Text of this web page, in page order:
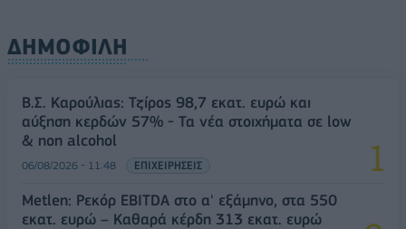
ΔΗΜΟΦΙΛΗ
Β.Σ. Καρούλιας: Τζίρος 98,7 εκατ. ευρώ και
αύξηση κερδών 57% - Τα νέα στοιχήματα σε low
& non alcohol
06/08/2026 - 11:48 ΕΠΙΧΕΙΡΗΣΕΙΣ
Metlen: Ρεκόρ EBITDA στο α' εξάμηνο, στα 550
εκατ. ευρώ – Καθαρά κέρδη 313 εκατ. ευρώ